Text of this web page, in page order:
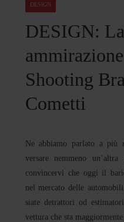
DESIGN
DESIGN:
Shooting
Cometti
Ne abbiamo parlato a più
versare nemmeno
convincervi che oggi il
nel mercato delle
siate detrattori od
vettura che sta